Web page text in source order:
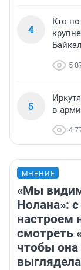
4
Кто
5
5
в
4
МНЕНИЕ
«Мы
Нолана»:
настроем
смотреть
чтобы она